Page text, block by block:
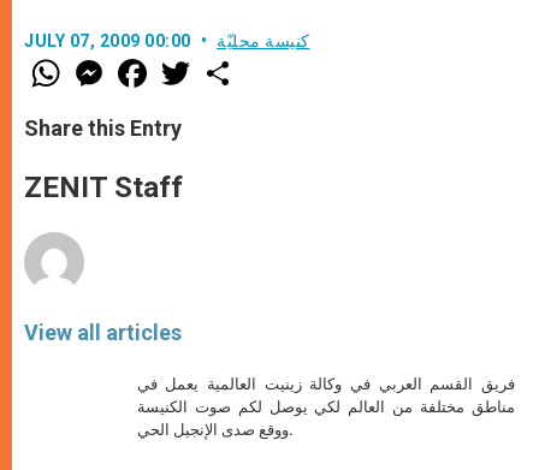
JULY 07, 2009 00:00 كنيسة محليّة
W
h
t
s
p
p
M
e
s
e
g
e
F
a
e
b
o
k
w
Share this Entry
ZENIT Staff
View all articles
فريق القسم العربي في وكالة زينيت العالمية يعمل في
مناطق مختلفة من العالم لكي يوصل لكم صوت الكنيسة
ووقع صدى الإنجيل الحي.